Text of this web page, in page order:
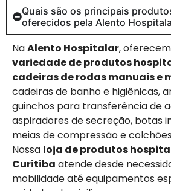
Quais são os principais
oferecidos pela Alento
NaAlento Hospitalar,
variedade de produtos
cadeiras de rodas manuais e
cadeiras de banho e higiênicas,
guinchos para transferência de
aspiradores de secreção, botas
meias de compressão e
Nossa loja de produtos
Curitiba atende desde
mobilidade até equipamentos